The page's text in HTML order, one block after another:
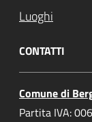
Luoghi
CONTATTI
Comune di
Partita IVA: